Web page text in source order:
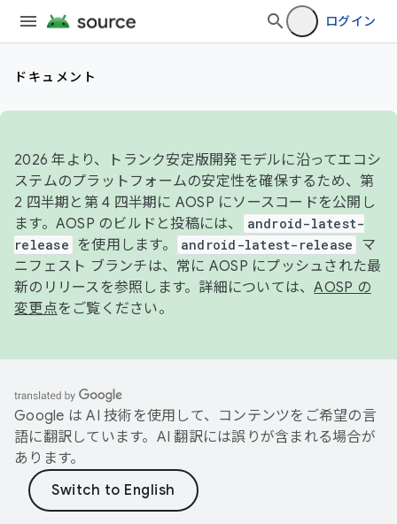
ログイン
ドキュメント
2026 年より、トランク安定版開発モデルに沿ってエコシ
ステムのプラットフォームの安定性を確保するため、第
2 四半期と第 4 四半期に AOSP にソースコードを公開し
ます。AOSP のビルドと投稿には、
android-latest-
release
を使用します。 android-latest-release
マ
ニフェスト ブランチは、常に AOSP にプッシュされた最
新のリリースを参照します。詳細については、AOSP の
変更点をご覧ください。
Google は AI 技術を使用して、コンテンツをご希望の言
語に翻訳しています。AI 翻訳には誤りが含まれる場合が
あります。